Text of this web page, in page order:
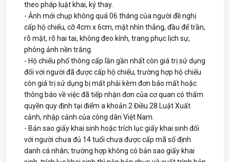
theo pháp luật khai, ký thay.
- Ảnh mới chụp không quá 06 tháng của người đề nghị
cấp hộ chiếu, cỡ 4cm x 6cm, mặt nhìn thẳng, đầu để trần,
rõ mặt, rõ hai tai, không đeo kính, trang phục lịch sự,
phông ảnh nền trắng.
- Hộ chiếu phổ thông cấp lần gần nhất còn giá trị sử dụng
đối với người đã được cấp hộ chiếu; trường hợp hộ chiếu
còn giá trị sử dụng bị mất phải kèm đơn báo mất hoặc
thông báo về việc đã tiếp nhận đơn của cơ quan có thẩm
quyền quy định tại điểm a khoản 2 Điều 28 Luật Xuất
cảnh, nhập cảnh của công dân Việt Nam.
- Bản sao giấy khai sinh hoặc trích lục giấy khai sinh đối
với người chưa đủ 14 tuổi chưa được cấp mã số định
danh cá nhân; trường hợp không có bản sao giấy khai